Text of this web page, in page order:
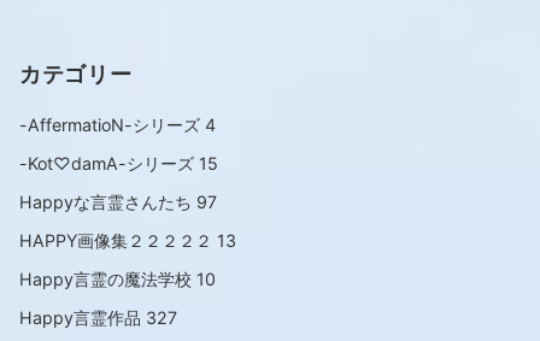
カテゴリー
-AffermatioN-シリーズ 4
-Kot♡damA-シリーズ 15
Happyな言霊さんたち 97
HAPPY画像集２２２２２ 13
Happy言霊の魔法学校 10
Happy言霊作品 327